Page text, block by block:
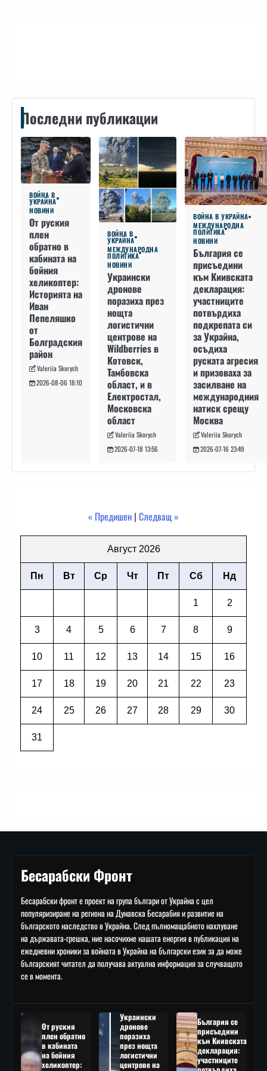
Последни публикации
ВОЙНА В
УКРАЙНА
НОВИНИ
От руския
плен
обратно в
кабината на
бойния
хеликоптер:
Историята на
Иван
Пепеляшко
от
Болградския
район
Valeriia Skorych
2026-08-06 18:10
ВОЙНА В
УКРАЙНА
МЕЖДУНАРОДНА
ПОЛИТИКА
НОВИНИ
Украински
дронове
поразиха през
нощта
логистични
центрове на
Wildberries в
Котовск,
Тамбовска
област, и в
Електростал,
Московска
област
Valeriia Skorych
2026-07-18 13:56
ВОЙНА В УКРАЙНА
МЕЖДУНАРОДНА
ПОЛИТИКА
НОВИНИ
България се
присъедини
към Киивската
декларация:
участниците
потвърдиха
подкрепата си
за Украйна,
осъдиха
руската агресия
и призоваха за
засилване на
международния
натиск срещу
Москва
Valeriia Skorych
2026-07-16 23:49
« Предишен | Следващ »
Август 2026
Пн Вт Ср Чт Пт Сб Нд
1 2
3 4 5 6 7 8 9
10 11 12 13 14 15 16
17 18 19 20 21 22 23
24 25 26 27 28 29 30
31
Бесарабски Фронт
Бесарабски фронт е проект на група българи от Украйна с цел
популяризиране на региона на Дунавска Бесарабия и развитие на
българското наследство в Украйна. След пълномащабното нахлуване
на държавата-грешка, ние насочихме нашата енергия в публикация на
ежедневни хроники за войната в Украйна на български език за да може
българският читател да получава актуална информация за случващото
се в момента.
От руския
плен обратно
в кабината
на бойния
хеликоптер:
Украински
дронове
поразиха
през нощта
логистични
центрове на
България се
присъедини
към Киивската
декларация:
участниците